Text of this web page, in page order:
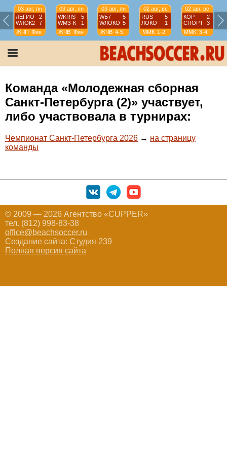
03 авг, пн
ЛЕГИО
2
WЛОК2
7
ЖЧП Фин
03 авг, пн
WKRIS
5
WМЗ-К
1
ЖЧВ Фин
03 авг, пн
WБ7
5
WЛОКО 5
ЖЧВ 4-5
02 авг, вс
RUS
5
ЛОКО
1
ММК 1-2
02 авг, вс
КОР
2
СПОРТ
3
ММК 3-4
Команда «Молодежная сборная
Санкт-Петербурга (2)» участвует,
либо участвовала в турнирах:
Чемпионат Санкт-Петербурга 2026 → на страницу
команды
© 2009 — 2026 Агентство «CUPPER»
тел. (812) 998-83-38
office@beachsoccer.ru
Создание сайта: Студия 239
Полная версия сайта